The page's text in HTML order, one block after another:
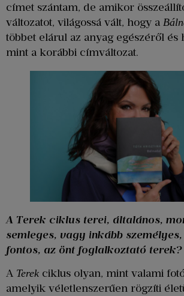
címet szántam, de amikor
változatot, világossá vált, hogy a
többet elárul az anyag egészéről és
mint a korábbi címváltozat.
A Terek ciklus terei, általános,
semleges, vagy inkább
fontos, az önt foglalkoztató terek?
A Terek ciklus olyan, mint valami
amelyik véletlenszerűen rögzíti